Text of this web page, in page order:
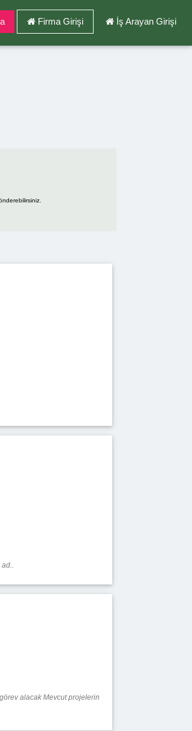
Firma Girişi İş Arayan Girişi
alacak Mevcut projelerin